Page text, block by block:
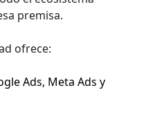
premisa.
ofrece:
Ads, Meta Ads y